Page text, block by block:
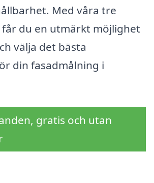
Med våra tre
du en utmärkt möjlighet
välja det bästa
din fasadmålning i
gratis och utan